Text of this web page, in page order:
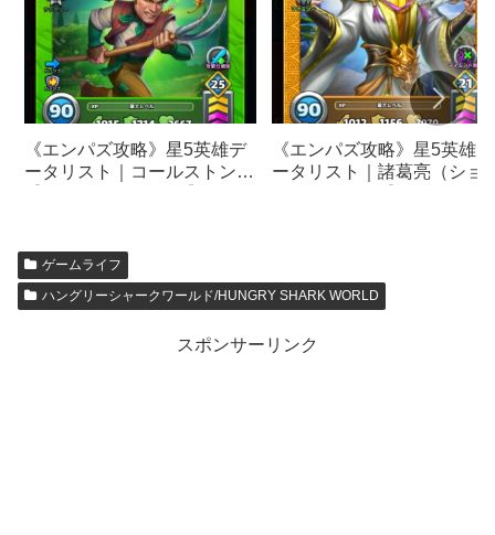
《エンパズ攻略》星5英雄デ
ータリスト｜コールストン
《エンパズ攻略》星5英雄デ
ータリスト｜諸葛亮（ショ
ゲームライフ
ハングリーシャークワールド/HUNGRY SHARK WORLD
スポンサーリンク